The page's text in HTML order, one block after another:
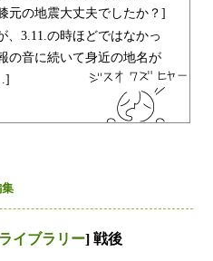
元の地震大丈夫でしたか？]
、3.11.の時ほどではなかっ
の音に続いて身近の地名が
イブラリー] 戦後